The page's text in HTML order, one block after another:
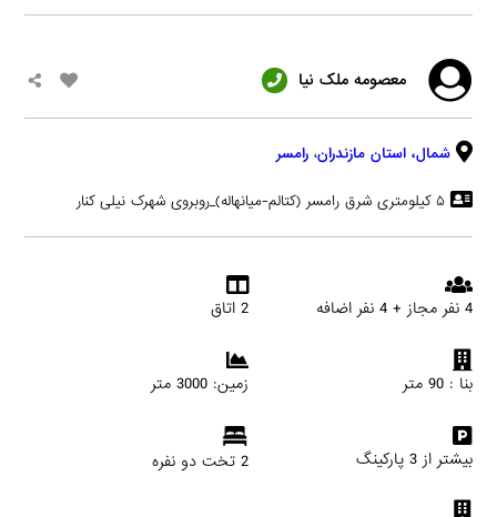
معصومه ملک نیا
شمال، استان مازندران، رامسر
۵ کیلومتری شرق رامسر (کتالم-میانهاله)_روبروی شهرک نیلی کنار
4 نفر مجاز + 4 نفر اضافه 2 اتاق
بنا : 90 متر زمین: 3000 متر
بیشتر از 3 پارکینگ 2 تخت دو نفره